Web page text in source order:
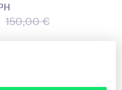
150,00 €